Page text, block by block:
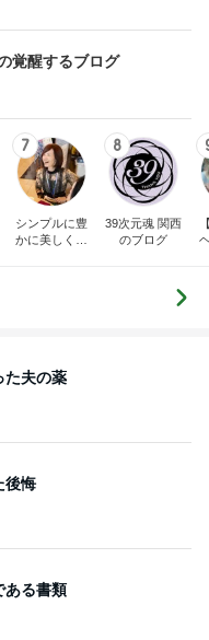
覚醒するブログ
7
シンプルに豊
かに美しく自
8
39次元魂 関西
のブログ
た夫の薬
後悔
ある書類